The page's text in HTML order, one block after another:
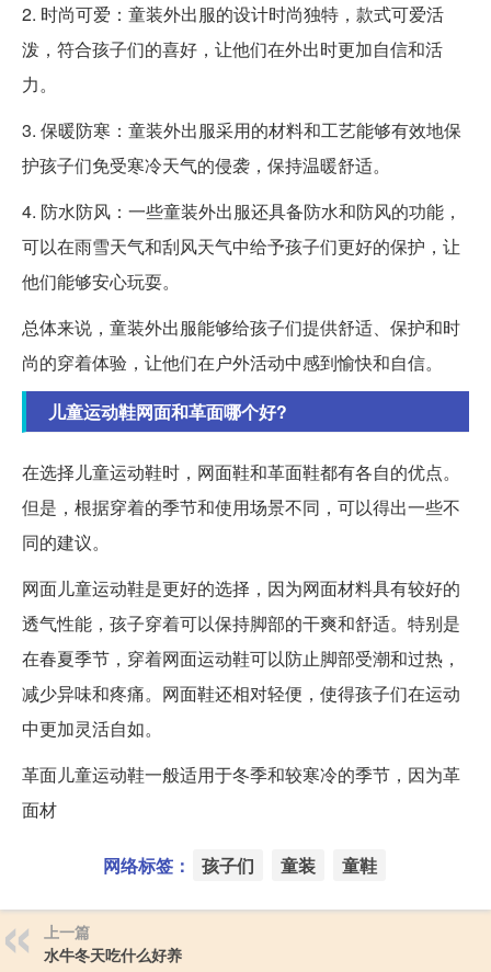
2. 时尚可爱：童装外出服的设计时尚独特，款式可爱活
泼，符合孩子们的喜好，让他们在外出时更加自信和活
力。
3. 保暖防寒：童装外出服采用的材料和工艺能够有效地保
护孩子们免受寒冷天气的侵袭，保持温暖舒适。
4. 防水防风：一些童装外出服还具备防水和防风的功能，
可以在雨雪天气和刮风天气中给予孩子们更好的保护，让
他们能够安心玩耍。
总体来说，童装外出服能够给孩子们提供舒适、保护和时
尚的穿着体验，让他们在户外活动中感到愉快和自信。
儿童运动鞋网面和革面哪个好?
在选择儿童运动鞋时，网面鞋和革面鞋都有各自的优点。
但是，根据穿着的季节和使用场景不同，可以得出一些不
同的建议。
网面儿童运动鞋是更好的选择，因为网面材料具有较好的
透气性能，孩子穿着可以保持脚部的干爽和舒适。特别是
在春夏季节，穿着网面运动鞋可以防止脚部受潮和过热，
减少异味和疼痛。网面鞋还相对轻便，使得孩子们在运动
中更加灵活自如。
革面儿童运动鞋一般适用于冬季和较寒冷的季节，因为革
面材
网络标签： 孩子们 童装 童鞋
上一篇
水牛冬天吃什么好养